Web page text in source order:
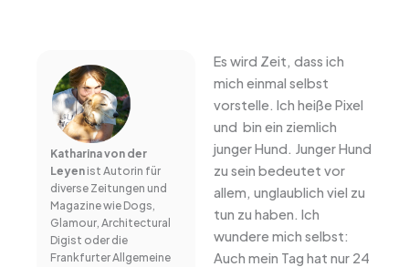
Katharina von der
Leyenist Autorin für
diverse Zeitungen und
Magazine wie Dogs,
Glamour, Architectural
Digist oder die
Frankfurter Allgemeine
Es wird Zeit, dass ich
mich einmal selbst
vorstelle. Ich heiße Pixel
und bin ein ziemlich
junger Hund. Junger Hund
zu sein bedeutet vor
allem, unglaublich viel zu
tun zu haben. Ich
wundere mich selbst:
Auch mein Tag hat nur 24